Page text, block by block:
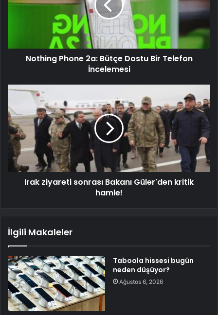
Nothing Phone 2a: Bütçe Dostu Bir Telefon
İncelemesi
Irak ziyareti sonrası Bakanı Güler'den kritik
hamle!
İlgili Makaleler
Taboola hissesi bugün
neden düşüyor?
Ağustos 6, 2026